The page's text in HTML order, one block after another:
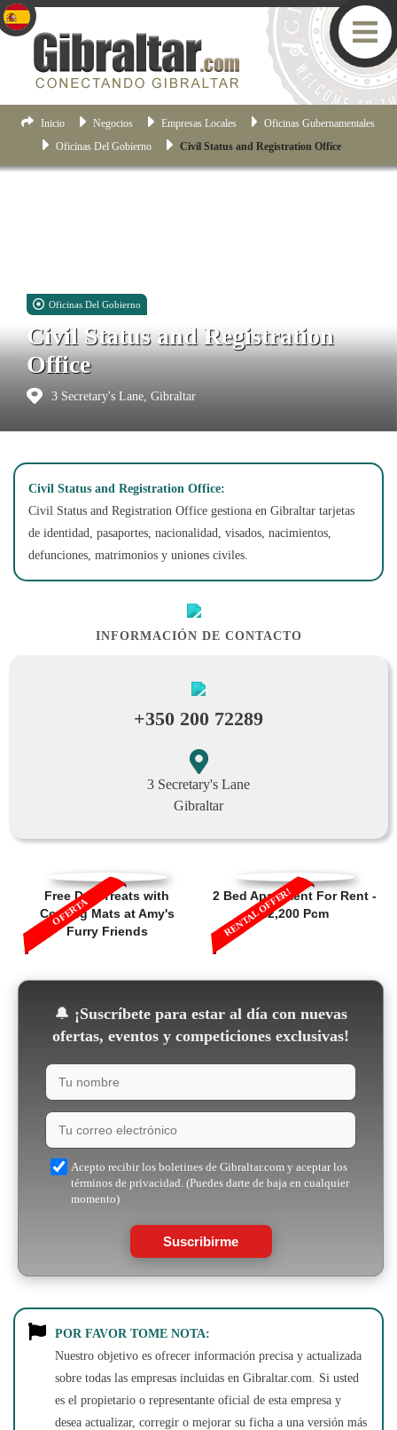
Inicio Negocios Empresas Locales
Oficinas Gubernamentales
Oficinas Del Gobierno
Civil Status and Registration Office
Oficinas Del Gobierno
Civil Status and Registration
Office
3 Secretary's Lane, Gibraltar
Civil Status and Registration Office:
Civil Status and Registration Office gestiona en Gibraltar tarjetas
de identidad, pasaportes, nacionalidad, visados, nacimientos,
defunciones, matrimonios y uniones civiles.
INFORMACIÓN DE CONTACTO
+350 200 72289
3 Secretary's Lane
Gibraltar
Free Dog Treats with
Cooling Mats at Amy's
Furry Friends
OFERTA
2 Bed Apartment For Rent -
£2,200 Pcm
RENTAL OFFER!
🔔 ¡Suscríbete para estar al día con nuevas
ofertas, eventos y competiciones exclusivas!
Acepto recibir los boletines de Gibraltar.com y aceptar los
términos de privacidad. (Puedes darte de baja en cualquier
momento)
Suscribirme
POR FAVOR TOME NOTA:
Nuestro objetivo es ofrecer información precisa y actualizada
sobre todas las empresas incluidas en Gibraltar.com. Si usted
es el propietario o representante oficial de esta empresa y
desea actualizar, corregir o mejorar su ficha a una versión más